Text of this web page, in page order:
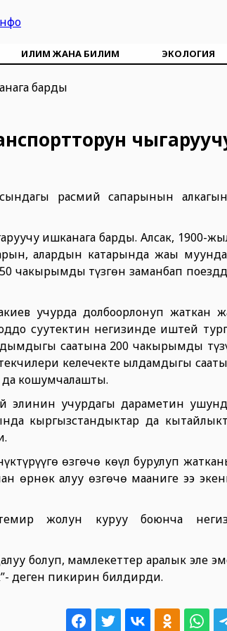
ИЛИМ ЖАНА БИЛИМ ЭКОЛОГИЯ
расмий сапарынын
ишканага барды. Алсак, 1900-
алардын катарында жаңы
чакырымды түзгөн заманбап
учурда долбоорлонуп жаткан
суутектин негизинде иштей
саатына 200 чакырымды
келечекте ылдамдыгы
да кошумчалашты.
элинин учурдагы дараметин
кыргызстандыктар да
өзгөчө көңүл бурулуп
өрнөк алуу өзгөчө мааниге ээ
жолун куруу боюнча
болуп, мамлекеттер аралык эле
деген пикирин билдирди.